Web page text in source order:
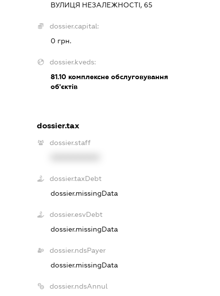
ВУЛИЦЯ НЕЗАЛЕЖНОСТІ, 65
dossier.capital:
0 грн.
dossier.kveds:
81.10 комплексне обслуговування
об'єктів
dossier.tax
dossier.staff
dossier.taxDebt
dossier.missingData
dossier.esvDebt
dossier.missingData
dossier.ndsPayer
dossier.missingData
dossier.ndsAnnul